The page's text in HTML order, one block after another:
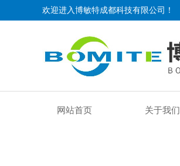
欢迎进入博敏特成都科技有限公司！
网站首页 关于我们